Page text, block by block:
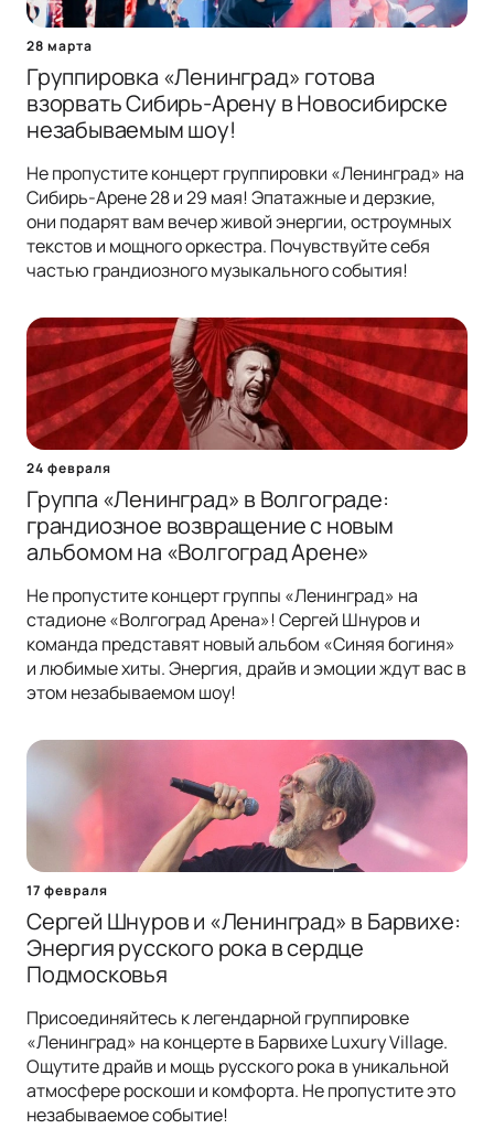
28 марта
Группировка «Ленинград» готова
взорвать Сибирь-Арену в Новосибирске
незабываемым шоу!
Не пропустите концерт группировки «Ленинград» на
Сибирь-Арене 28 и 29 мая! Эпатажные и дерзкие,
они подарят вам вечер живой энергии, остроумных
текстов и мощного оркестра. Почувствуйте себя
частью грандиозного музыкального события!
24 февраля
Группа «Ленинград» в Волгограде:
грандиозное возвращение с новым
альбомом на «Волгоград Арене»
Не пропустите концерт группы «Ленинград» на
стадионе «Волгоград Арена»! Сергей Шнуров и
команда представят новый альбом «Синяя богиня»
и любимые хиты. Энергия, драйв и эмоции ждут вас в
этом незабываемом шоу!
17 февраля
Сергей Шнуров и «Ленинград» в Барвихе:
Энергия русского рока в сердце
Подмосковья
Присоединяйтесь к легендарной группировке
«Ленинград» на концерте в Барвихе Luxury Village.
Ощутите драйв и мощь русского рока в уникальной
атмосфере роскоши и комфорта. Не пропустите это
незабываемое событие!